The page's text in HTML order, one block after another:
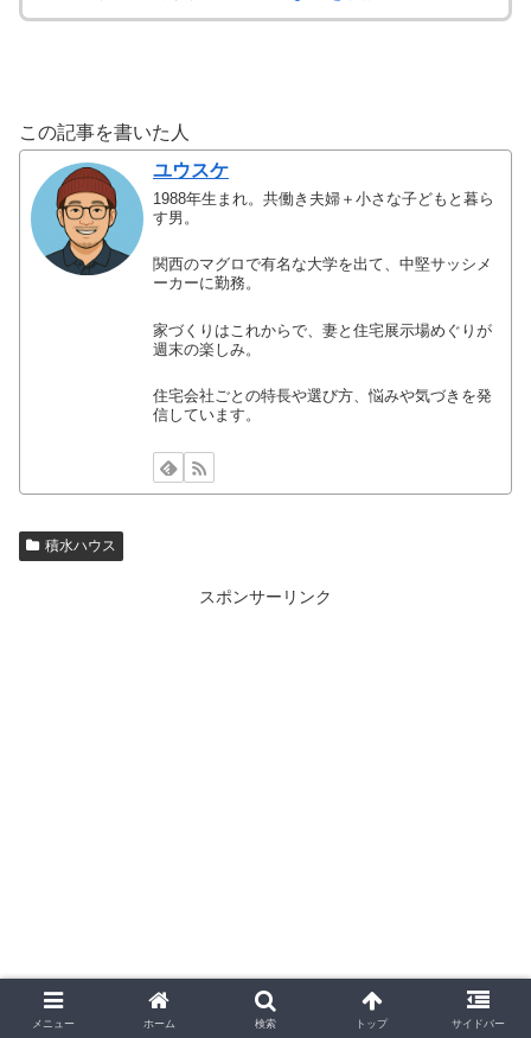
この記事を書いた人
ユウスケ
1988年生まれ。共働き夫婦＋小さな子どもと暮ら
す男。
関西のマグロで有名な大学を出て、中堅サッシメ
ーカーに勤務。
家づくりはこれからで、妻と住宅展示場めぐりが
週末の楽しみ。
住宅会社ごとの特長や選び方、悩みや気づきを発
信しています。
積水ハウス
スポンサーリンク
メニュー ホーム 検索 トップ サイドバー